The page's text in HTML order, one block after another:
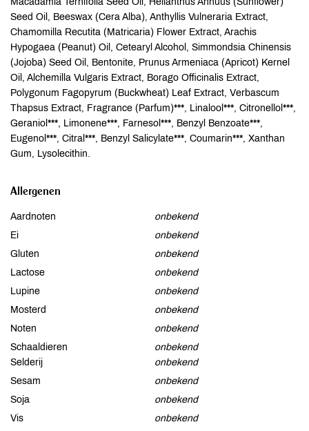
Seed Oil, Beeswax (Cera Alba), Anthyllis Vulneraria Extract,
Chamomilla Recutita (Matricaria) Flower Extract, Arachis
Hypogaea (Peanut) Oil, Cetearyl Alcohol, Simmondsia Chinensis
(Jojoba) Seed Oil, Bentonite, Prunus Armeniaca (Apricot) Kernel
Oil, Alchemilla Vulgaris Extract, Borago Officinalis Extract,
Polygonum Fagopyrum (Buckwheat) Leaf Extract, Verbascum
Thapsus Extract, Fragrance (Parfum)***, Linalool***, Citronellol***,
Geraniol***, Limonene***, Farnesol***, Benzyl Benzoate***,
Eugenol***, Citral***, Benzyl Salicylate***, Coumarin***, Xanthan
Gum, Lysolecithin.
Allergenen
Aardnoten
onbekend
Ei
onbekend
Gluten
onbekend
Lactose
onbekend
Lupine
onbekend
Mosterd
onbekend
Noten
onbekend
Schaaldieren
onbekend
Selderij
onbekend
Sesam
onbekend
Soja
onbekend
Vis
onbekend